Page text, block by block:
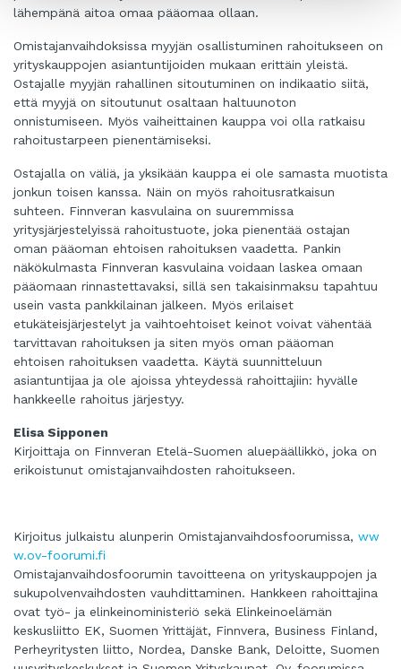
lähempänä aitoa omaa pääomaa ollaan.
Omistajanvaihdoksissa myyjän osallistuminen rahoitukseen on
yrityskauppojen asiantuntijoiden mukaan erittäin yleistä.
Ostajalle myyjän rahallinen sitoutuminen on indikaatio siitä,
että myyjä on sitoutunut osaltaan haltuunoton
onnistumiseen. Myös vaiheittainen kauppa voi olla ratkaisu
rahoitustarpeen pienentämiseksi.
Ostajalla on väliä, ja yksikään kauppa ei ole samasta muotista
jonkun toisen kanssa. Näin on myös rahoitusratkaisun
suhteen. Finnveran kasvulaina on suuremmissa
yritysjärjestelyissä rahoitustuote, joka pienentää ostajan
oman pääoman ehtoisen rahoituksen vaadetta. Pankin
näkökulmasta Finnveran kasvulaina voidaan laskea omaan
pääomaan rinnastettavaksi, sillä sen takaisinmaksu tapahtuu
usein vasta pankkilainan jälkeen. Myös erilaiset
etukäteisjärjestelyt ja vaihtoehtoiset keinot voivat vähentää
tarvittavan rahoituksen ja siten myös oman pääoman
ehtoisen rahoituksen vaadetta. Käytä suunnitteluun
asiantuntijaa ja ole ajoissa yhteydessä rahoittajiin: hyvälle
hankkeelle rahoitus järjestyy.
Elisa Sipponen
Kirjoittaja on Finnveran Etelä-Suomen aluepäällikkö, joka on
erikoistunut omistajanvaihdosten rahoitukseen.
Kirjoitus julkaistu alunperin Omistajanvaihdosfoorumissa, ww
w.ov-foorumi.fi
Omistajanvaihdosfoorumin tavoitteena on yrityskauppojen ja
sukupolvenvaihdosten vauhdittaminen. Hankkeen rahoittajina
ovat työ- ja elinkeinoministeriö sekä Elinkeinoelämän
keskusliitto EK, Suomen Yrittäjät, Finnvera, Business Finland,
Perheyritysten liitto, Nordea, Danske Bank, Deloitte, Suomen